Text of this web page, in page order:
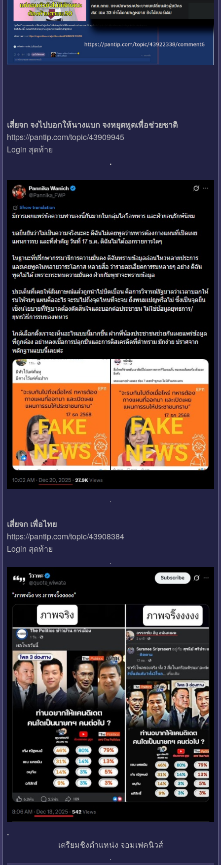
เสี่ยจก จงไปบอกให้นางแบก จงหยุดพูดเพื่อช่วยชาติ
https://pantip.com/topic/43909945
Login สุดท้าย
.
.
เสี่ยจก เพื่อไทย
https://pantip.com/topic/43908384
Login สุดท้าย
.
.
เตรียมชิงตำแหน่ง จอมเฟคนิวส์
.